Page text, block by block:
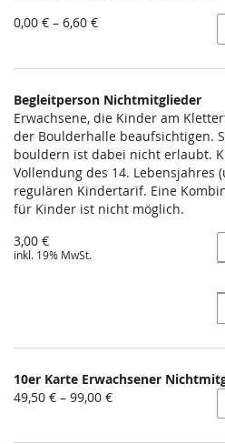
von
0,00 € – 6,60 €
Begleitperson Nichtmitglieder
Erwachsene, die Kinder am
der Boulderhalle beaufsichtigen.
bouldern ist dabei nicht erlaubt.
Vollendung des 14. Lebensjahres
regulären Kindertarif. Eine
für Kinder ist nicht möglich.
3,00 €
inkl. 19% MwSt.
10er Karte Erwachsener
von
49,50 € – 99,00 €